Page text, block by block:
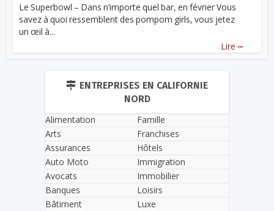
Le Superbowl – Dans n’importe quel bar, en février Vous
savez à quoi ressemblent des pompom girls, vous jetez
un œil à...
Lire ...
ENTREPRISES EN CALIFORNIE
NORD
Alimentation
Arts
Assurances
Auto Moto
Avocats
Banques
Bâtiment
Famille
Franchises
Hôtels
Immigration
Immobilier
Loisirs
Luxe